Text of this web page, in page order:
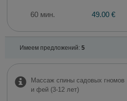
60 мин. 49.00 €
Имеем предложений: 5
Массаж спины садовых гномов
и фей (3-12 лет)